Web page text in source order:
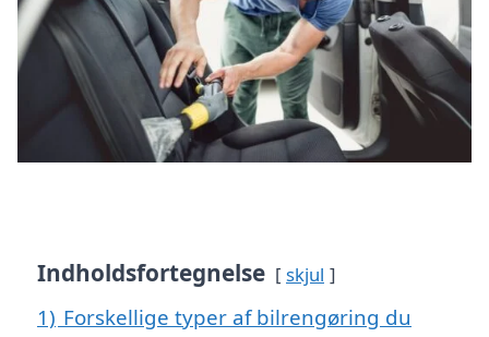
Indholdsfortegnelse skjul
1) Forskellige typer af bilrengøring du